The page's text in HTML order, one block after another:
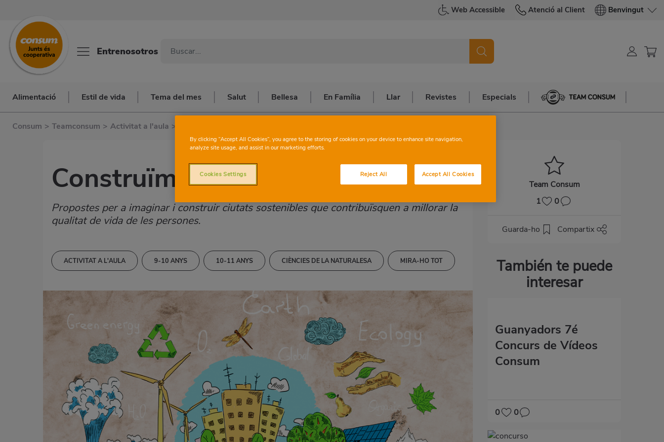
Web Accessible Atenció al Client Benvingut
Entrenosotros
Alimentació Estil de vida Tema del mes Salut Bellesa En Família Llar Revistes Especials Team Consum
Consum > Teamconsum > Activitat a l'aula >
Team Consum
1
0
Guarda-ho Compartix
También te puede
interesar
Guanyadors 7é
Concurs de Vídeos
Consum
0 0
Construïm ciutats sostenibles
Propostes per a imaginar i construir ciutats sostenibles que contribuïsquen a millorar la
qualitat de vida de les persones.
ACTIVITAT A L'AULA 9-10 ANYS 10-11 ANYS CIÈNCIES DE LA NATURALESA MIRA-HO TOT
By clicking “Accept All Cookies”, you agree to the storing of cookies on your device to enhance site navigation,
analyze site usage, and assist in our marketing efforts.
Reject All Accept All Cookies
Cookies Settings